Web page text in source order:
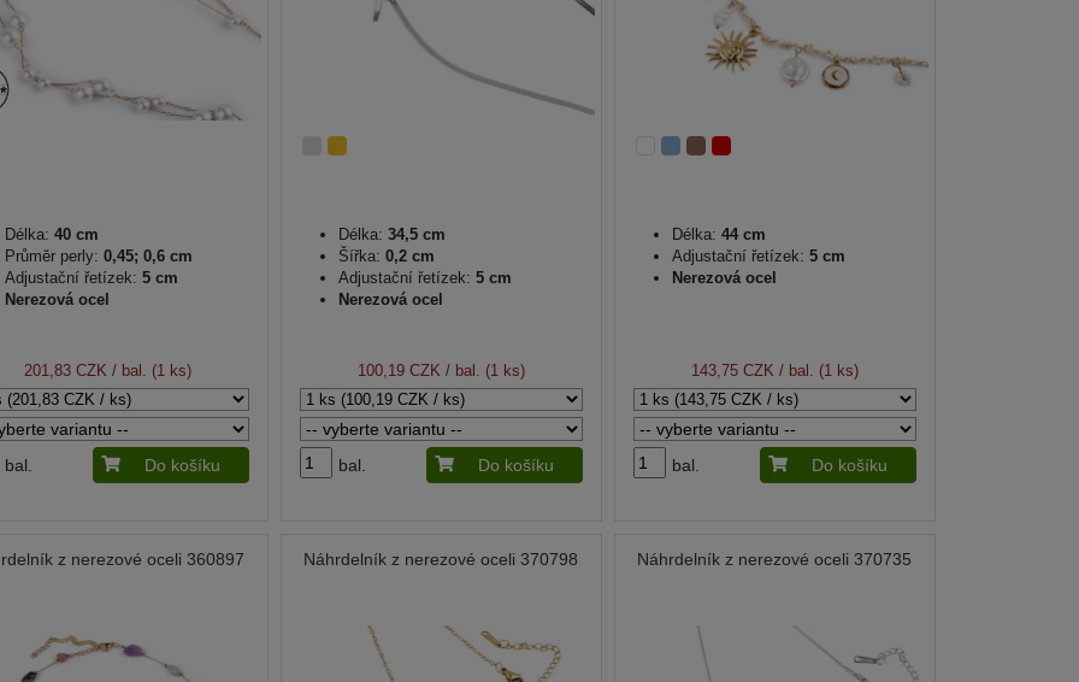
Délka: 40 cm
Průměr perly: 0,45; 0,6 cm
Adjustační řetízek: 5 cm
Nerezová ocel
201,83 CZK / bal. (1 ks)
bal. Do košíku
Délka: 34,5 cm
Šířka: 0,2 cm
Adjustační řetízek: 5 cm
Nerezová ocel
100,19 CZK / bal. (1 ks)
bal. Do košíku
Délka: 44 cm
Adjustační řetízek: 5 cm
Nerezová ocel
143,75 CZK / bal. (1 ks)
bal. Do košíku
z nerezové oceli 360897 Náhrdelník z nerezové oceli 370798 Náhrdelník z nerezové oceli 370735